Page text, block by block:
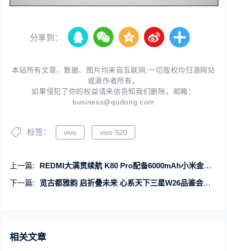
分享到：
本站所有文章、数据、图片均来自互联网,一切版权均归源网站
或源作者所有。
如果侵犯了你的权益请来信告知我们删除。邮箱：
business@qudong.com
标签： vivo vivo S20
上一篇:
REDMI大满贯续航 K80 Pro配备6000mAh小米金沙江电池
下一篇:
览古都雅韵 启折叠未来 心系天下三星W26品鉴会落地西安
相关文章